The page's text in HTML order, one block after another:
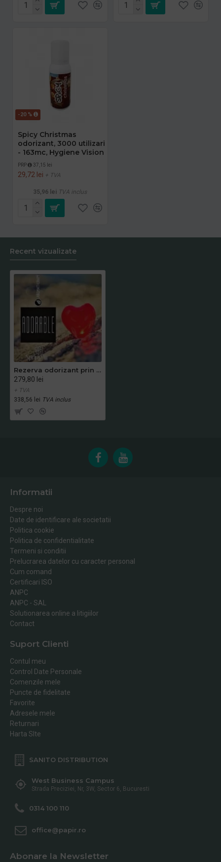
-20 %
Spicy Christmas
odorizant, 3000 utilizari
- 163mc, Hygiene Vision
PRP 37,15 lei
29,72 lei + TVA
35,96 lei TVA inclus
Recent vizualizate
Rezerva odorizant prin nano-atomizare, ADORABLE- Spring Air, 500ml
279,80 lei
+ TVA
338,56 lei TVA inclus
Informatii
Despre noi
Date de identificare ale societatii
Politica cookie
Politica de confidentialitate
Termeni si conditii
Prelucrarea datelor cu caracter personal
Cum comand
Certificari ISO
ANPC
ANPC - SAL
Solutionarea online a litigiilor
Contact
Suport Clienti
Contul meu
Control Date Personale
Comenzile mele
Puncte de fidelitate
Favorite
Adresele mele
Returnari
Harta SIte
SANITO DISTRIBUTION
West Business Campus
Strada Preciziei, Nr, 3W, Sector 6, Bucuresti
0314 100 110
office@papir.ro
Abonare la Newsletter